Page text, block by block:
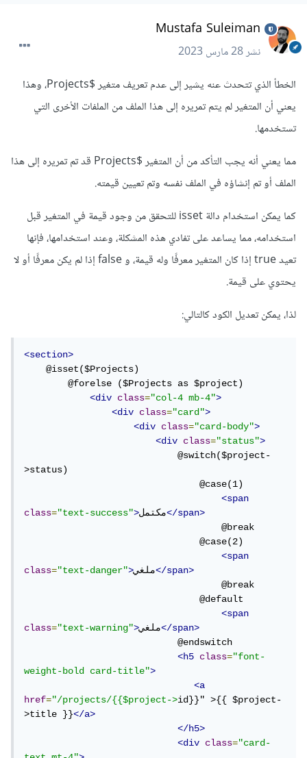
Mustafa Suleiman
نشر28 مارس 2023
الخطأ الذي تتحدث عنه يشير إلى عدم تعريف متغير $Projects، وهذا
يعني أن المتغير لم يتم تمريره إلى هذا الملف من الملفات الأخرى التي
تستخدمها.
مما يعني أنه يجب التأكد من أن المتغير $Projects قد تم تمريره إلى هذا
الملف أو تم إنشاؤه في الملف نفسه وتم تعيين قيمته.
كما يمكن استخدام دالة isset للتحقق من وجود قيمة في المتغير قبل
استخدامه، مما يساعد على تفادي هذه المشكلة، وعند استخدامها، فإنها
تعيد true إذا كان المتغير معرفًا وله قيمة، و false إذا لم يكن معرفًا أو لا
يحتوي على قيمة.
لذا، يمكن تعديل الكود كالتالي:
<section>
    @isset($Projects)
        @forelse ($Projects as $project)
<div
class="col-4 mb-4">
<div
class="card">
<div
class="card-body">
<div
class="status">
                            @switch($project-
>status)
                                @case(1)
<span
class="text-success">مكتمل</span>
                                    @break
                                @case(2)
<span
class="text-danger">ملغي</span>
                                    @break
                                @default
<span
class="text-warning">ملغي</span>
                            @endswitch
<h5
class="font-
weight-bold card-title">
<a
href="/projects/{{$project->id}}" >{{ $project-
>title }}</a>
</h5>
<div
class="card-